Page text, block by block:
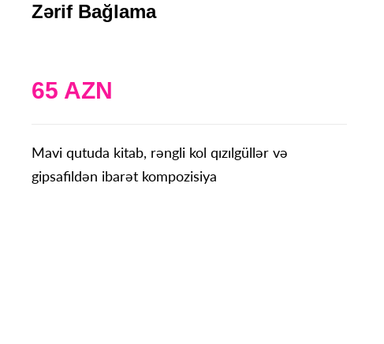
Zərif Bağlama
65 AZN
Mavi qutuda kitab, rəngli kol qızılgüllər və
gipsafildən ibarət kompozisiya